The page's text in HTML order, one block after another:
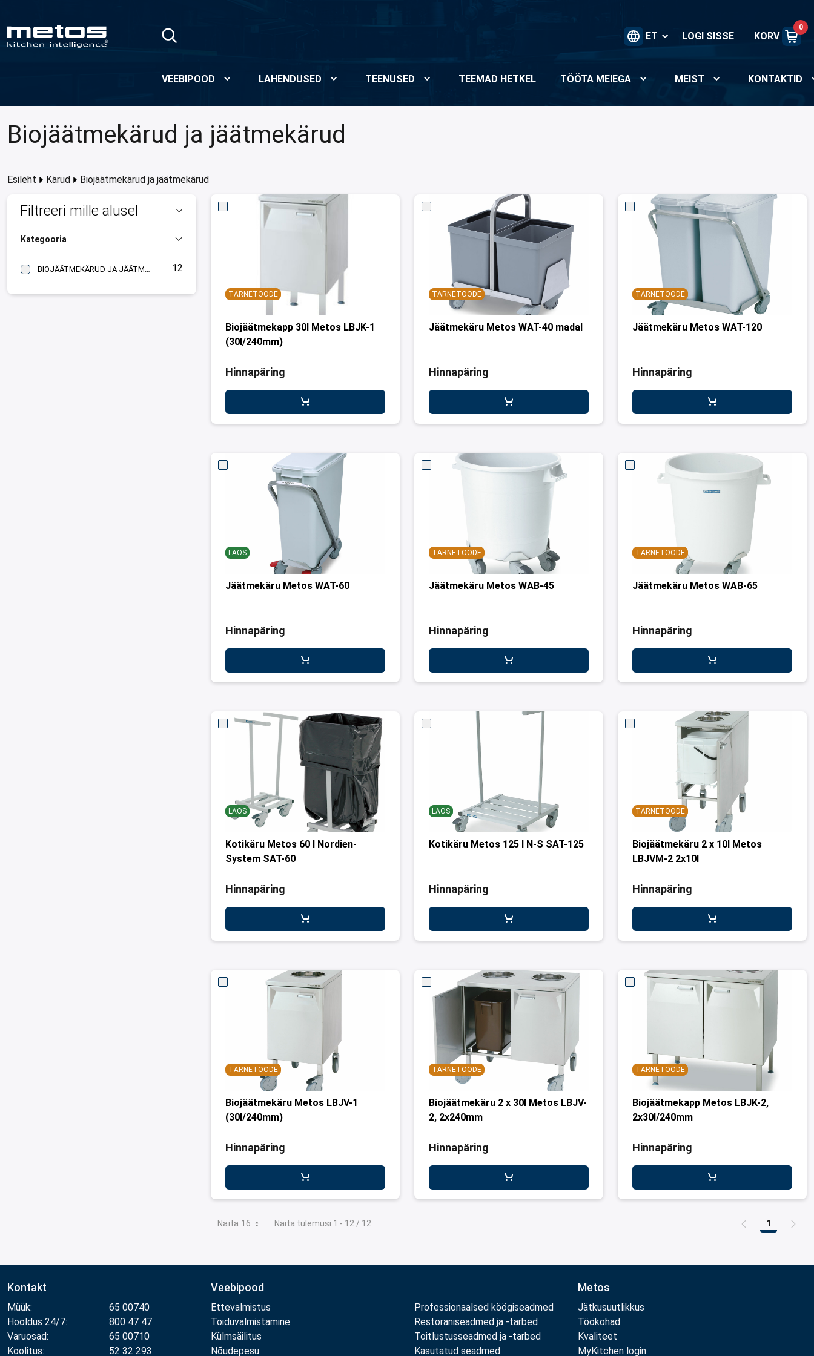
ET LOGI SISSE KORV
0
VEEBIPOOD LAHENDUSED TEENUSED TEEMAD HETKEL TÖÖTA MEIEGA MEIST KONTAKTID
Biojäätmekärud ja jäätmekärud
Esileht Kärud Biojäätmekärud ja jäätmekärud
Filtreeri mille alusel
Kategooria
BIOJÄÄTMEKÄRUD JA JÄÄTMEKÄRUD 12
TARNETOODE
Biojäätmekapp 30l Metos LBJK-1
(30l/240mm)
Hinnapäring
TARNETOODE
Jäätmekäru Metos WAT-40 madal
Hinnapäring
TARNETOODE
Jäätmekäru Metos WAT-120
Hinnapäring
LAOS
Jäätmekäru Metos WAT-60
Hinnapäring
TARNETOODE
Jäätmekäru Metos WAB-45
Hinnapäring
TARNETOODE
Jäätmekäru Metos WAB-65
Hinnapäring
LAOS
Kotikäru Metos 60 l Nordien-
System SAT-60
Hinnapäring
LAOS
Kotikäru Metos 125 l N-S SAT-125
Hinnapäring
TARNETOODE
Biojäätmekäru 2 x 10l Metos
LBJVM-2 2x10l
Hinnapäring
TARNETOODE
Biojäätmekäru Metos LBJV-1
(30l/240mm)
Hinnapäring
TARNETOODE
Biojäätmekäru 2 x 30l Metos LBJV-
2, 2x240mm
Hinnapäring
TARNETOODE
Biojäätmekapp Metos LBJK-2,
2x30l/240mm
Hinnapäring
Näita 16 Näita tulemusi 1 - 12 / 12 Leht
1
Kontakt
Müük:
65 00740
Hooldus 24/7:
800 47 47
Varuosad:
65 00710
Koolitus:
52 32 293
Veebipood
Ettevalmistus
Toiduvalmistamine
Külmsäilitus
Nõudepesu
Professionaalsed köögiseadmed
Restoraniseadmed ja -tarbed
Toitlustusseadmed ja -tarbed
Kasutatud seadmed
Metos
Jätkusuutlikkus
Töökohad
Kvaliteet
MyKitchen login